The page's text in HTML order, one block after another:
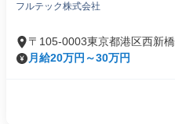
フルテック株式会社
〒105-0003東京都港区西新橋
月給20万円～30万円